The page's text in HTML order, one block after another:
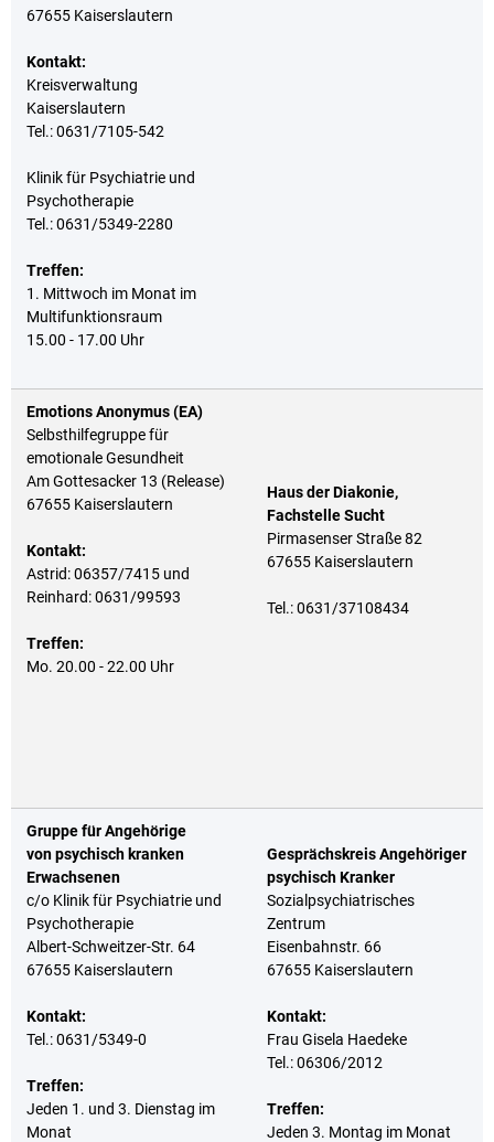
67655 Kaiserslautern
Kontakt:
Kreisverwaltung
Kaiserslautern
Tel.: 0631/7105-542
Klinik für Psychiatrie und
Psychotherapie
Tel.: 0631/5349-2280
Treffen:
1. Mittwoch im Monat im
Multifunktionsraum
15.00 - 17.00 Uhr
Emotions Anonymus (EA)
Selbsthilfegruppe für
emotionale Gesundheit
Am Gottesacker 13 (Release)
67655 Kaiserslautern
Kontakt:
Astrid: 06357/7415 und
Reinhard: 0631/99593
Treffen:
Mo. 20.00 - 22.00 Uhr
Haus der Diakonie,
Fachstelle Sucht
Pirmasenser Straße 82
67655 Kaiserslautern
Tel.: 0631/37108434
Gruppe für Angehörige
von psychisch kranken
Erwachsenen
c/o Klinik für Psychiatrie und
Psychotherapie
Albert-Schweitzer-Str. 64
67655 Kaiserslautern
Kontakt:
Tel.: 0631/5349-0
Treffen:
Jeden 1. und 3. Dienstag im
Monat
Gesprächskreis Angehöriger
psychisch Kranker
Sozialpsychiatrisches
Zentrum
Eisenbahnstr. 66
67655 Kaiserslautern
Kontakt:
Frau Gisela Haedeke
Tel.: 06306/2012
Treffen:
Jeden 3. Montag im Monat